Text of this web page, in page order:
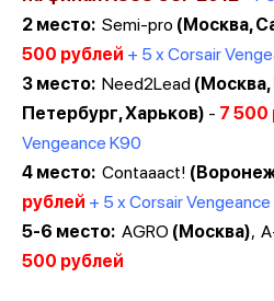
2 место: Semi-pro (Москва,
500 рублей + 5 х Corsair
3 место: Need2Lead (Москва,
Петербург, Харьков) - 7 500
Vengeance K90
4 место: Contaaact!
рублей + 5 х Corsair
5-6 место: AGRO (Москва),
500 рублей